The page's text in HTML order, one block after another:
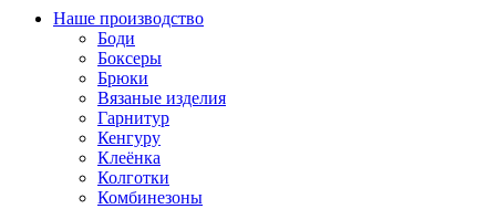
Наше производство
Боди
Боксеры
Брюки
Вязаные изделия
Гарнитур
Кенгуру
Клеёнка
Колготки
Комбинезоны